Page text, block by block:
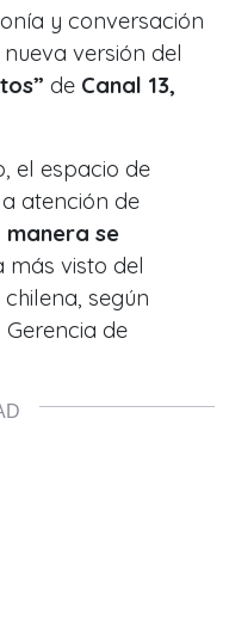
y conversación
versión del
de Canal 13,
el espacio de
atención de
manera se
visto del
según
de